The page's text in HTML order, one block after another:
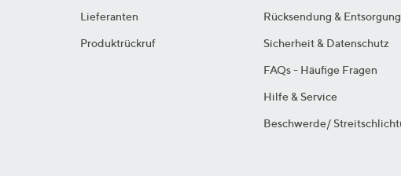
Lieferanten
Produktrückruf
Rücksendung & Entsorgung
Sicherheit & Datenschutz
FAQs - Häufige Fragen
Hilfe & Service
Beschwerde/